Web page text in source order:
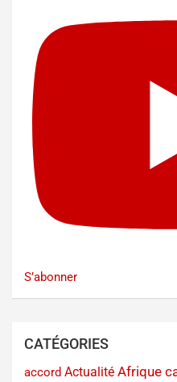
S’abonner
CATÉGORIES
accord Actualité Afrique